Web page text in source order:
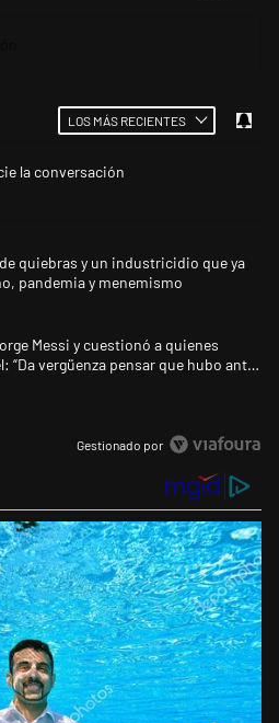
LOS MÁS RECIENTES
la conversación
con más comentarios en los últimos
título "Récord histórico de quiebras y
quiebras y un industricidio que ya
pandemia y menemismo
título "Milei despidió a Jorge Messi y
Messi y cuestionó a quienes
“Da vergüenza pensar que hubo anti-
Gestionado por